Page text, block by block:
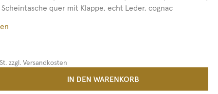
quer mit Klappe, echt Leder, cognac
zzgl. Versandkosten
Anzahl: Gib den gewünschten Wert
IN DEN WARENKORB